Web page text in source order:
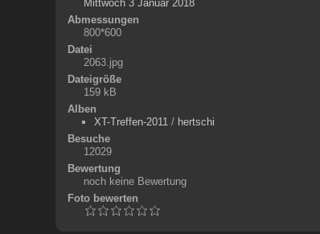
Mittwoch 3 Januar 2018
Abmessungen
800*600
Datei
2063.jpg
Dateigröße
159 kB
Alben
XT-Treffen-2011 / hertschi
Besuche
12029
Bewertung
noch keine Bewertung
Foto bewerten